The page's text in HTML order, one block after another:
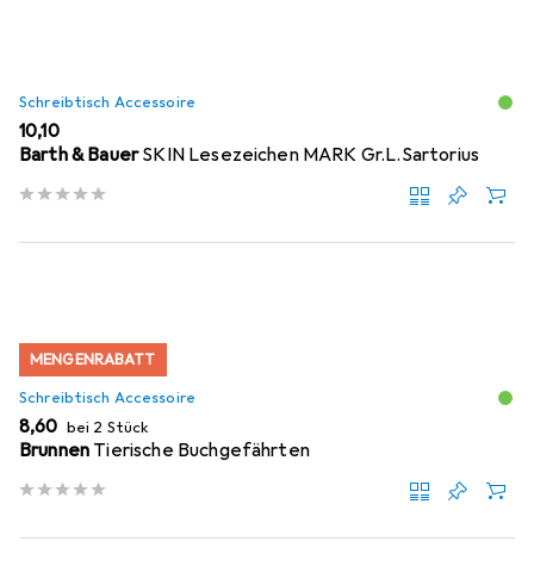
Schreibtisch Accessoire
EUR
10,10
Barth & BauerSKIN Lesezeichen MARK Gr.L.Sartorius
MENGENRABATT
Schreibtisch Accessoire
EUR
8,60 bei 2 Stück
Brunnen Tierische Buchgefährten